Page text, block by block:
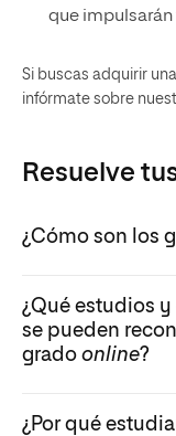
que
Si buscas adquirir
infórmate sobre
Resuelve
¿Cómo son los
¿Qué estudios
se pueden
grado online?
¿Por qué